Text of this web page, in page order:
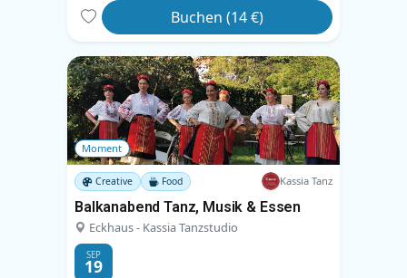
Buchen (14 €)
Moment
Creative Food Kassia Tanz
Balkanabend Tanz, Musik & Essen
Eckhaus - Kassia Tanzstudio
SEP
19